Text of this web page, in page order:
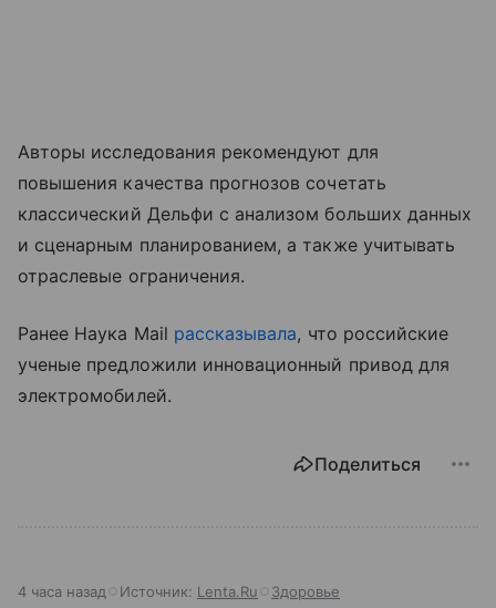
Авторы исследования рекомендуют для
повышения качества прогнозов сочетать
классический Дельфи с анализом больших данных
и сценарным планированием, а также учитывать
отраслевые ограничения.
Ранее Наука Mail рассказывала, что российские
ученые предложили инновационный привод для
электромобилей.
Поделиться
4 часа назад Источник: Lenta.Ru Здоровье